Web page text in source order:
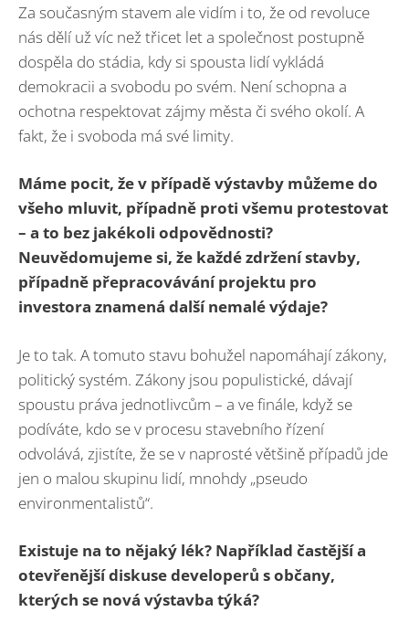
Za současným stavem ale vidím i to, že od revoluce
nás dělí už víc než třicet let a společnost postupně
dospěla do stádia, kdy si spousta lidí vykládá
demokracii a svobodu po svém. Není schopna a
ochotna respektovat zájmy města či svého okolí. A
fakt, že i svoboda má své limity.
Máme pocit, že v případě výstavby můžeme do
všeho mluvit, případně proti všemu protestovat
– a to bez jakékoli odpovědnosti?
Neuvědomujeme si, že každé zdržení stavby,
případně přepracovávání projektu pro
investora znamená další nemalé výdaje?
Je to tak. A tomuto stavu bohužel napomáhají zákony,
politický systém. Zákony jsou populistické, dávají
spoustu práva jednotlivcům – a ve finále, když se
podíváte, kdo se v procesu stavebního řízení
odvolává, zjistíte, že se v naprosté většině případů jde
jen o malou skupinu lidí, mnohdy „pseudo
environmentalistů“.
Existuje na to nějaký lék? Například častější a
otevřenější diskuse developerů s občany,
kterých se nová výstavba týká?